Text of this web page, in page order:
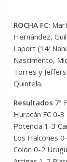
ROCHA FC:
Hernández,
Laport (14′
Nascimento,
Torres y
Quintela.
Resultados 7ª
Huracán FC 0-3
Potencia 1-3
Los Halcones
Colón 0-2